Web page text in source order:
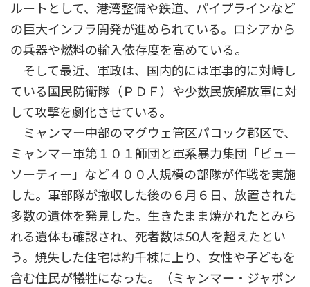
ルートとして、港湾整備や鉄道、パイプラインなど
の巨大インフラ開発が進められている。ロシアから
の兵器や燃料の輸入依存度を高めている。
そして最近、軍政は、国内的には軍事的に対峙し
ている国民防衛隊（ＰＤＦ）や少数民族解放軍に対
して攻撃を劇化させている。
ミャンマー中部のマグウェ管区パコック郡区で、
ミャンマー軍第１０１師団と軍系暴力集団「ピュー
ソーティー」など４００人規模の部隊が作戦を実施
した。軍部隊が撤収した後の６月６日、放置された
多数の遺体を発見した。生きたまま焼かれたとみら
れる遺体も確認され、死者数は50人を超えたとい
う。焼失した住宅は約千棟に上り、女性や子どもを
含む住民が犠牲になった。（ミャンマー・ジャポン